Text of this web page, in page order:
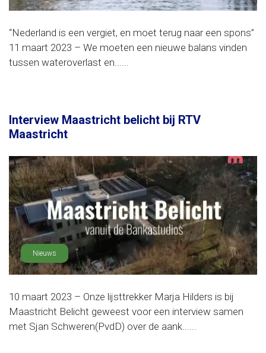
“Nederland is een vergiet, en moet terug naar een spons”
11 maart 2023 – We moeten een nieuwe balans vinden
tussen wateroverlast en......
Interview Maastricht belicht bij RTV
Maastricht
Nieuws
10 maart 2023 – Onze lijsttrekker Marja Hilders is bij
Maastricht Belicht geweest voor een interview samen
met Sjan Schweren(PvdD) over de aank......